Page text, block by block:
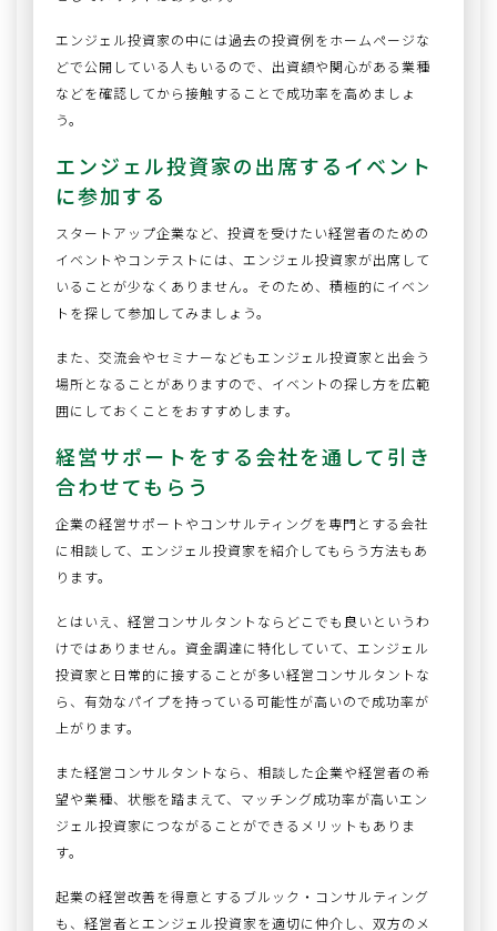
エンジェル投資家の中には過去の投資例をホームページな
どで公開している人もいるので、出資額や関心がある業種
などを確認してから接触することで成功率を高めましょ
う。
エンジェル投資家の出席するイベント
に参加する
スタートアップ企業など、投資を受けたい経営者のための
イベントやコンテストには、エンジェル投資家が出席して
いることが少なくありません。そのため、積極的にイベン
トを探して参加してみましょう。
また、交流会やセミナーなどもエンジェル投資家と出会う
場所となることがありますので、イベントの探し方を広範
囲にしておくことをおすすめします。
経営サポートをする会社を通して引き
合わせてもらう
企業の経営サポートやコンサルティングを専門とする会社
に相談して、エンジェル投資家を紹介してもらう方法もあ
ります。
とはいえ、経営コンサルタントならどこでも良いというわ
けではありません。資金調達に特化していて、エンジェル
投資家と日常的に接することが多い経営コンサルタントな
ら、有効なパイプを持っている可能性が高いので成功率が
上がります。
また経営コンサルタントなら、相談した企業や経営者の希
望や業種、状態を踏まえて、マッチング成功率が高いエン
ジェル投資家につながることができるメリットもありま
す。
起業の経営改善を得意とするブルック・コンサルティング
も、経営者とエンジェル投資家を適切に仲介し、双方のメ